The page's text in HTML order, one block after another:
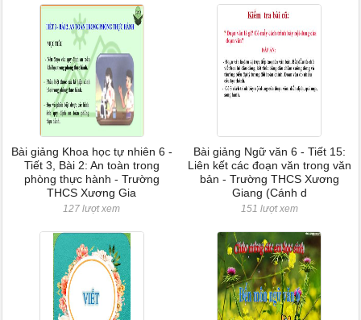
Bài giảng Khoa học tự nhiên 6 -
Tiết 3, Bài 2: An toàn trong
phòng thực hành - Trường
THCS Xương Gia
127 lượt xem
Bài giảng Ngữ văn 6 - Tiết 15:
Liên kết các đoạn văn trong văn
bản - Trường THCS Xương
Giang (Cánh d
151 lượt xem